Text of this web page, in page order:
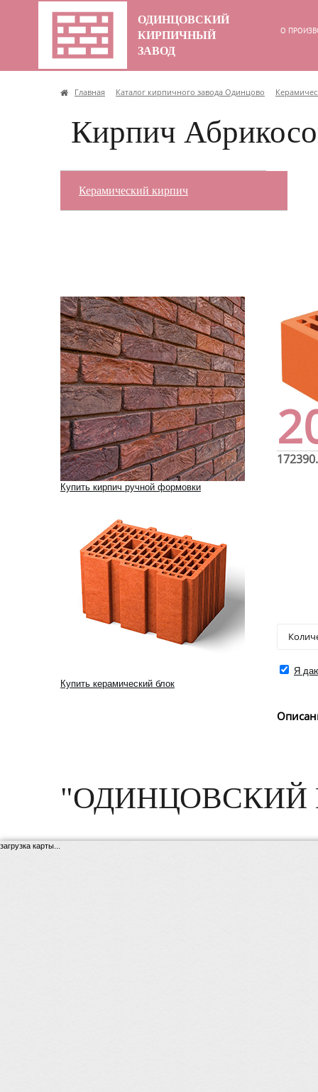
ОДИНЦОВСКИЙ
КИРПИЧНЫЙ
ЗАВОД
О
Главная Каталог кирпичного завода Одинцово
Кирпич
Керамический кирпич
Купить кирпич ручной формовки
Купить керамический блок
Я
"ОДИНЦОВСКИЙ
загрузка карты...